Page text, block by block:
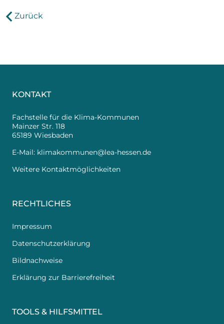
Zurück
KONTAKT
Fachstelle für die Klima-Kommunen
Mainzer Str. 118
65189 Wiesbaden
E-Mail: klimakommunen@lea-hessen.de
Weitere Kontaktmöglichkeiten
RECHTLICHES
Impressum
Datenschutzerklärung
Bildnachweise
Erklärung zur Barrierefreiheit
TOOLS & HILFSMITTEL